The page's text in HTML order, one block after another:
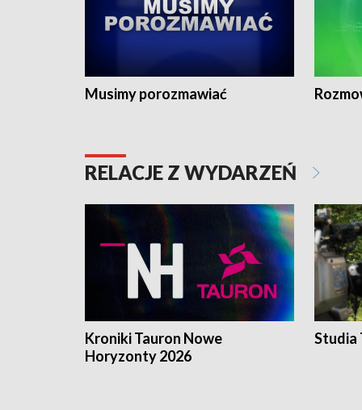
Musimy porozmawiać
RELACJE Z WYDARZEŃ
Kroniki Tauron Nowe
Horyzonty 2026
Studia